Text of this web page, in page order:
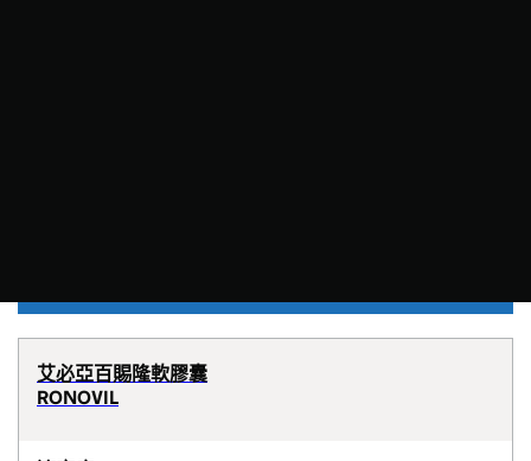
艾必亞百賜隆軟膠囊
RONOVIL